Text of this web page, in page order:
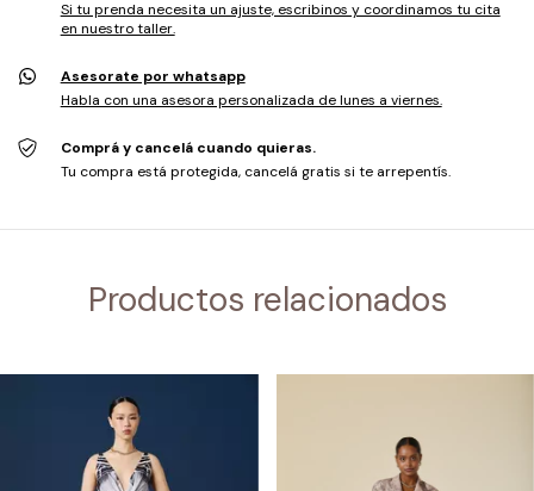
Si tu prenda necesita un ajuste, escribinos y coordinamos tu cita
en nuestro taller.
Asesorate por whatsapp
Habla con una asesora personalizada de lunes a viernes.
Comprá y cancelá cuando quieras.
Tu compra está protegida, cancelá gratis si te arrepentís.
Productos relacionados